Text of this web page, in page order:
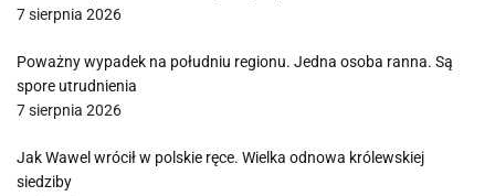
7 sierpnia 2026
Poważny wypadek na południu regionu. Jedna osoba ranna. Są
spore utrudnienia
7 sierpnia 2026
Jak Wawel wrócił w polskie ręce. Wielka odnowa królewskiej
siedziby